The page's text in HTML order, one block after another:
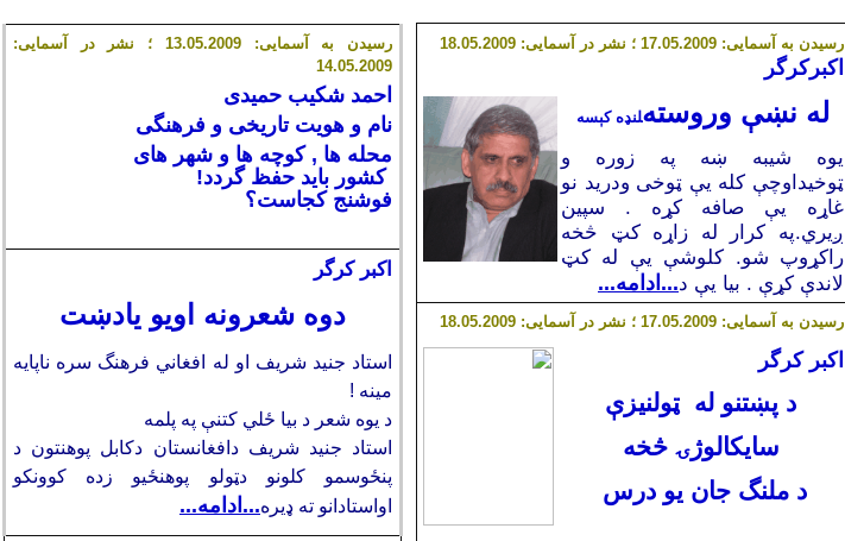
رسیدن به آسمایی: 13.05.2009 ؛ نشر در آسمایی:
14.05.2009
احمد شکیب حمیدی
نام و هویت تاریخی و فرهنگی
محله ‌ها , کوچه ها و شهر های
کشور باید حفظ گردد!
فوشنج کجاست؟
اکبر کرگر
دوه شعرونه اويو يادښت
استاد جنيد شريف او له افغاني فرهنگ سره ناپايه
مينه !
د يوه شعر د بيا ځلي كتنې په پلمه
استاد جنيد شريف دافغانستان دكابل پوهنتون د
پنځوسمو كلونو دټولو پوهنځيو زده كوونكو
اواستادانو ته ډيره... ادامه...
رسیدن به آسمایی: 17.05.2009 ؛ نشر در آسمایی: 18.05.2009
اكبركرگر
له نښې وروستهلنډه كېسه
يوه شيبه ښه په زوره و
ټوخيداوچې كله يې ټوخى ودريد نو
غاړه يې صافه كړه . سپين
ږيري.په كرار له زاړه كټ څخه
راكړوپ شو. كلوشې يې له كټ
لاندې كړې . بيا يې د...ادامه...
رسیدن به آسمایی: 17.05.2009 ؛ نشر در آسمایی: 18.05.2009
اكبر كرگر
د پښتنو له ټولنيزې
سايكالوژۍڅخه
د ملنگ جان يو درس